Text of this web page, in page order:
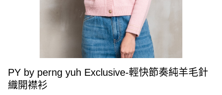
PY by perng yuh Exclusive-輕快節奏純羊毛針
織開襟衫